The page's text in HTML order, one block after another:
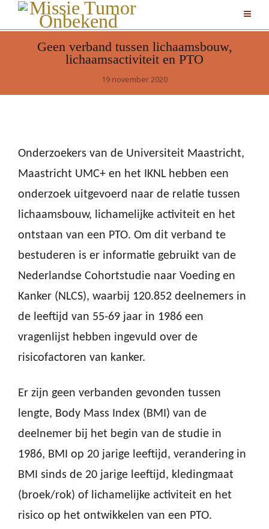
Geen verband tussen lichaamsbouw,
lichaamsactiviteit en PTO
19 november 2020
Onderzoekers van de Universiteit Maastricht,
Maastricht UMC+ en het IKNL hebben een
onderzoek uitgevoerd naar de relatie tussen
lichaamsbouw, lichamelijke activiteit en het
ontstaan van een PTO. Om dit verband te
bestuderen is er informatie gebruikt van de
Nederlandse Cohortstudie naar Voeding en
Kanker (NLCS), waarbij 120.852 deelnemers in
de leeftijd van 55-69 jaar in 1986 een
vragenlijst hebben ingevuld over de
risicofactoren van kanker.
Er zijn geen verbanden gevonden tussen
lengte, Body Mass Index (BMI) van de
deelnemer bij het begin van de studie in
1986, BMI op 20 jarige leeftijd, verandering in
BMI sinds de 20 jarige leeftijd, kledingmaat
(broek/rok) of lichamelijke activiteit en het
risico op het ontwikkelen van een PTO.